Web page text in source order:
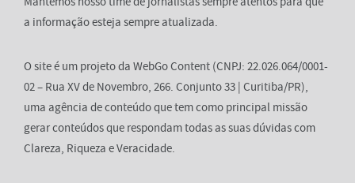
a informação esteja sempre atualizada.
O site é um projeto da WebGo Content (CNPJ: 22.026.064/0001-
02 – Rua XV de Novembro, 266. Conjunto 33 | Curitiba/PR),
uma agência de conteúdo que tem como principal missão
gerar conteúdos que respondam todas as suas dúvidas com
Clareza, Riqueza e Veracidade.